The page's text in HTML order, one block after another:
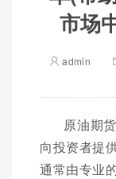
市场
admin
原油期
向投资者提
通常由专业